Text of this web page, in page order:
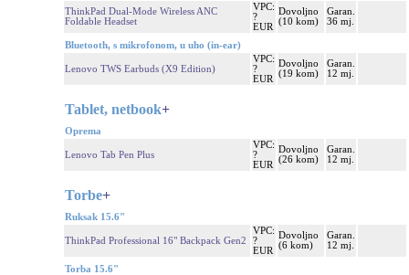
ThinkPad Dual-Mode Wireless ANC
Foldable Headset
VPC:
?
EUR
Dovoljno
(10 kom)
Garan.
36 mj.
Bluetooth, s mikrofonom, u uho (in-ear)
Lenovo TWS Earbuds (X9 Edition)
VPC:
?
EUR
Dovoljno
(19 kom)
Garan.
12 mj.
Tablet, netbook+
Oprema
Lenovo Tab Pen Plus
VPC:
?
EUR
Dovoljno
(26 kom)
Garan.
12 mj.
Torbe+
Ruksak 15.6"
ThinkPad Professional 16" Backpack Gen2
VPC:
?
EUR
Dovoljno
(6 kom)
Garan.
12 mj.
Torba 15.6"